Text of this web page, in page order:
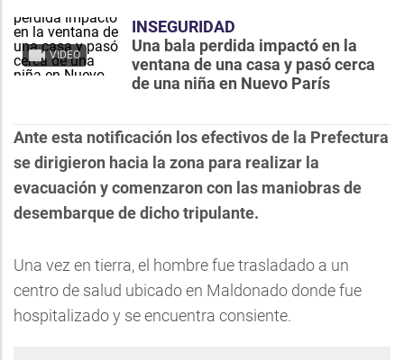
VIDEO
INSEGURIDAD
Una bala perdida impactó en la
ventana de una casa y pasó cerca
de una niña en Nuevo París
Ante esta notificación los efectivos de la Prefectura
se dirigieron hacia la zona para realizar la
evacuación y comenzaron con las maniobras de
desembarque de dicho tripulante.
Una vez en tierra, el hombre fue trasladado a un
centro de salud ubicado en Maldonado donde fue
hospitalizado y se encuentra consiente.